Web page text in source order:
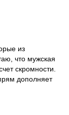
из
что мужская
скромности.
дополняет